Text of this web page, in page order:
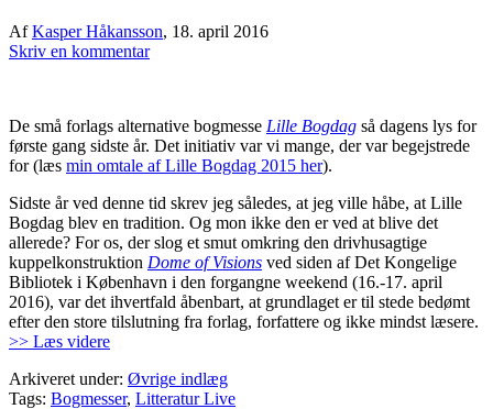
AfKasper Håkansson, 18. april 2016
Skriv en kommentar
De små forlags alternative bogmesse Lille Bogdag så dagens lys for
første gang sidste år. Det initiativ var vi mange, der var begejstrede
for (læs min omtale af Lille Bogdag 2015 her).
Sidste år ved denne tid skrev jeg således, at jeg ville håbe, at Lille
Bogdag blev en tradition. Og mon ikke den er ved at blive det
allerede? For os, der slog et smut omkring den drivhusagtige
kuppelkonstruktion Dome of Visions ved siden af Det Kongelige
Bibliotek i København i den forgangne weekend (16.-17. april
2016), var det ihvertfald åbenbart, at grundlaget er til stede bedømt
efter den store tilslutning fra forlag, forfattere og ikke mindst læsere.
>> Læs videre
Arkiveret under: Øvrige indlæg
Tags: Bogmesser, Litteratur Live